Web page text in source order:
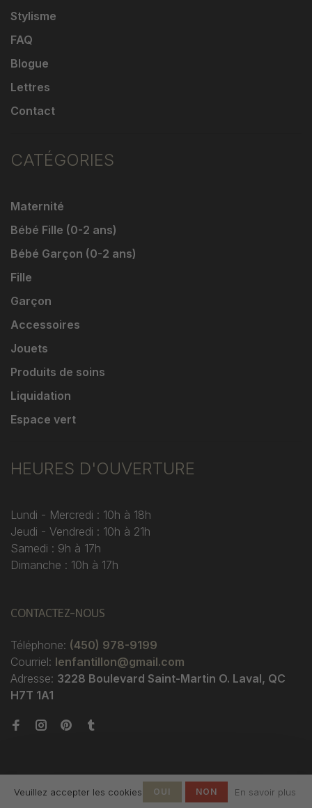
Stylisme
FAQ
Blogue
Lettres
Contact
CATÉGORIES
Maternité
Bébé Fille (0-2 ans)
Bébé Garçon (0-2 ans)
Fille
Garçon
Accessoires
Jouets
Produits de soins
Liquidation
Espace vert
HEURES D'OUVERTURE
Lundi - Mercredi : 10h à 18h
Jeudi - Vendredi : 10h à 21h
Samedi : 9h à 17h
Dimanche : 10h à 17h
CONTACTEZ-NOUS
Téléphone: (450) 978-9199
Courriel: lenfantillon@gmail.com
Adresse: 3228 Boulevard Saint-Martin O. Laval, QC
H7T 1A1
Veuillez accepter les cookies
OUI NON
En savoir plus